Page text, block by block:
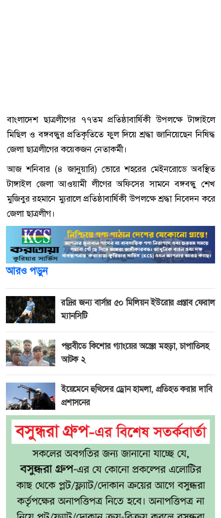
বাংলাদেশ ছাত্রলীগের ৭৭তম প্রতিষ্ঠাবার্ষিকী উপলক্ষে টাঙ্গাইলে
মিছিল ও বঙ্গবন্ধুর প্রতিকৃতিতে ফুল দিয়ে শ্রদ্ধা জানিয়েছেন নিষিদ্ধ
জেলা ছাত্রলীগের কয়েকজন নেতাকর্মী।
আজ শনিবার (৪ জানুয়ারি) ভোরে শহরের মেইনরোডে অবস্থিত
টাঙ্গাইল জেলা আওয়ামী লীগের অফিসের সামনে বঙ্গবন্ধু শেখ
মুজিবুর রহমানে ম্যুরালে প্রতিষ্ঠাবার্ষিকী উপলক্ষে শ্রদ্ধা নিবেদন করে
জেলা ছাত্রলীগ।
আরও পড়ুন
রদ্রির জন্য বার্সার ৫০ মিলিয়ন ইউরোর প্রস্তাব ফেরাল
ম্যানসিটি
পল্লবীতে কিশোর গ্যাংয়ের অস্ত্রের মহড়া, চাপাতিসহ
আটক ২
ইয়েমেনে হুথিদের ড্রোন হামলা, প্রতিহত করার দাবি
প্রশাসনের